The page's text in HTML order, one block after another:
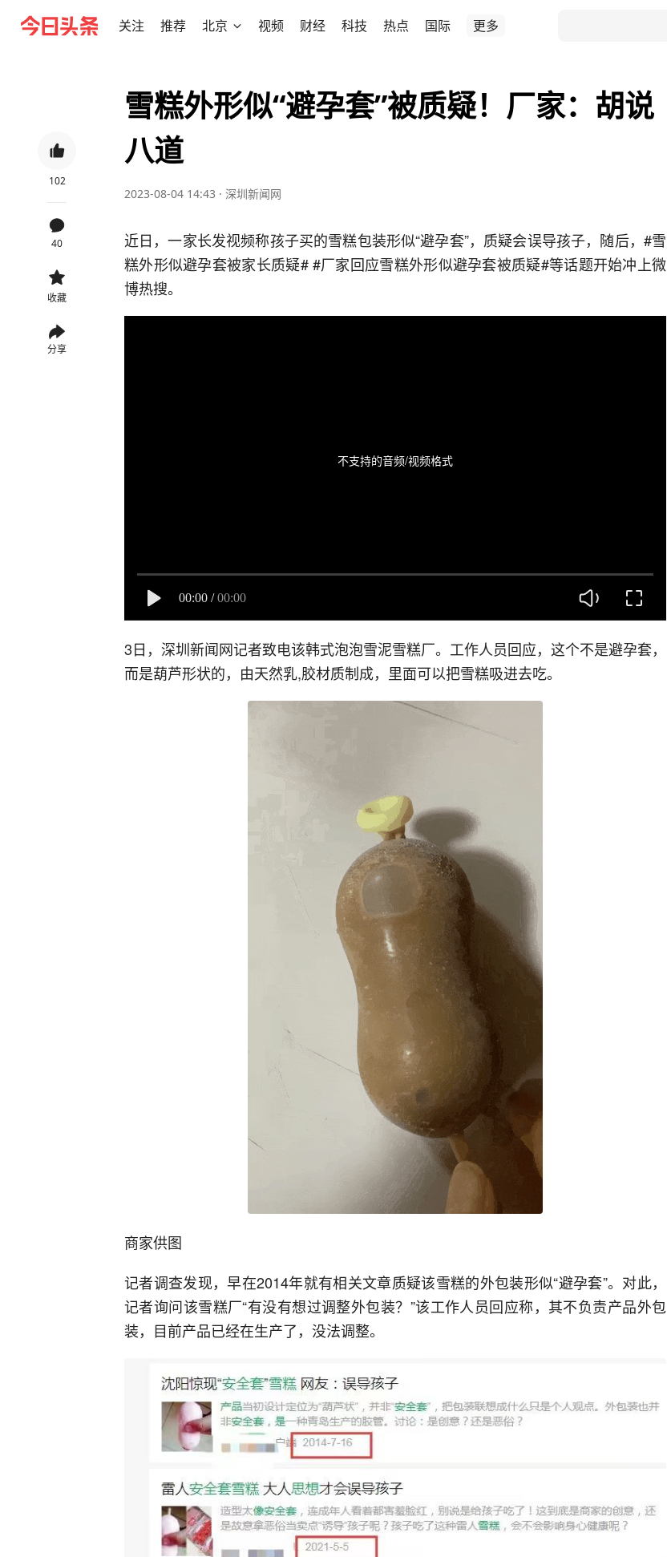
关注 推荐 北京 视频 财经 科技 热点 国际 更多
102
40
收藏
分享
雪糕外形似“避孕套”被质疑！厂家：胡说
八道
2023-08-04 14:43 · 深圳新闻网
近日，一家长发视频称孩子买的雪糕包装形似“避孕套”，质疑会误导孩子，随后，#雪
糕外形似避孕套被家长质疑# #厂家回应雪糕外形似避孕套被质疑#等话题开始冲上微
博热搜。
不支持的音频/视频格式
00:00 / 00:00
3日，深圳新闻网记者致电该韩式泡泡雪泥雪糕厂。工作人员回应，这个不是避孕套，
而是葫芦形状的，由天然乳,胶材质制成，里面可以把雪糕吸进去吃。
商家供图
记者调查发现，早在2014年就有相关文章质疑该雪糕的外包装形似“避孕套”。对此，
记者询问该雪糕厂“有没有想过调整外包装？”该工作人员回应称，其不负责产品外包
装，目前产品已经在生产了，没法调整。